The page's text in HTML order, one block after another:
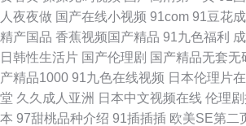
人夜夜做 国产在线小视频 91com 91豆花成
精产国品 香蕉视频国产精品 91九色福利
日韩性生活片 国产伦理剧 国产精品无套无
产精品1000 91九色在线视频 日本伦理片
堂 久久成人亚洲 日本中文视频在线 伦理
本 97甜桃品种介绍 91插插插 欧美SE第二